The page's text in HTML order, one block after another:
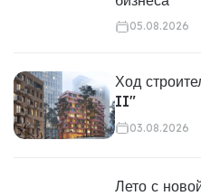
05.08.2026
Ход
II"
03.08.2026
Лето с